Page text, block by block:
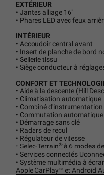
EXTÉRIEUR
• Jantes alliage 16"
• Phares LED avec feux
INTÉRIEUR
• Accoudoir central avant
• Insert de planche de bord
• Sellerie tissu
• Siège conducteur à
CONFORT ET
• Aide à la descente (Hill
• Climatisation automatique
• Combiné
• Commutation
• Démarrage sans clé
• Radars de recul
• Régulateur de vitesse
• Selec-Terrain® à 6 modes
• Services connectés
• Système multimédia à
Apple CarPlay™ et Android